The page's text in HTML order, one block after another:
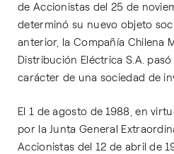
de Accionistas del 25 de
determinó su nuevo objeto
anterior, la Compañía Chilena
Distribución Eléctrica S.A.
carácter de una sociedad de
El 1 de agosto de 1988, en
por la Junta General
Accionistas del 12 de abril de